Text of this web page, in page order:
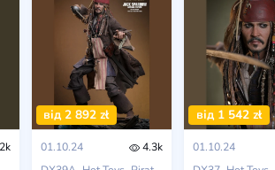
від 2 892 zł
01.10.24
4.3k
від 1 542 zł
01.10.24